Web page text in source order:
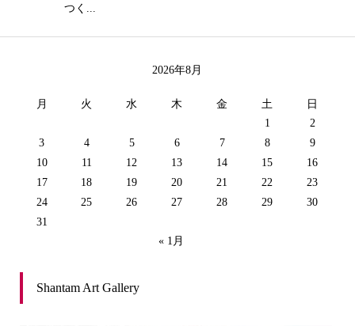
つく...
2026年8月
月 火 水 木 金 土
日
1
2
3
4 5 6 7 8
9
10
11 12 13 14 15
16
17
18 19 20 21 22
23
24
25 26 27 28 29
30
31
« 1月
Shantam Art Gallery